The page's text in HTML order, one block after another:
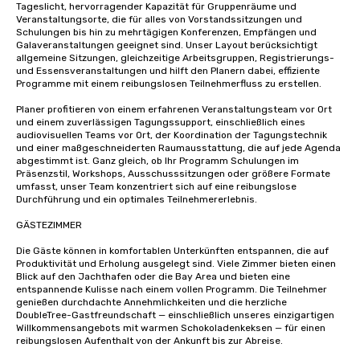
Tageslicht, hervorragender Kapazität für Gruppenräume und
Veranstaltungsorte, die für alles von Vorstandssitzungen und
Schulungen bis hin zu mehrtägigen Konferenzen, Empfängen und
Galaveranstaltungen geeignet sind. Unser Layout berücksichtigt
allgemeine Sitzungen, gleichzeitige Arbeitsgruppen, Registrierungs-
und Essensveranstaltungen und hilft den Planern dabei, effiziente
Programme mit einem reibungslosen Teilnehmerfluss zu erstellen.
Planer profitieren von einem erfahrenen Veranstaltungsteam vor Ort
und einem zuverlässigen Tagungssupport, einschließlich eines
audiovisuellen Teams vor Ort, der Koordination der Tagungstechnik
und einer maßgeschneiderten Raumausstattung, die auf jede Agenda
abgestimmt ist. Ganz gleich, ob Ihr Programm Schulungen im
Präsenzstil, Workshops, Ausschusssitzungen oder größere Formate
umfasst, unser Team konzentriert sich auf eine reibungslose
Durchführung und ein optimales Teilnehmererlebnis.
GÄSTEZIMMER
Die Gäste können in komfortablen Unterkünften entspannen, die auf
Produktivität und Erholung ausgelegt sind. Viele Zimmer bieten einen
Blick auf den Jachthafen oder die Bay Area und bieten eine
entspannende Kulisse nach einem vollen Programm. Die Teilnehmer
genießen durchdachte Annehmlichkeiten und die herzliche
DoubleTree-Gastfreundschaft — einschließlich unseres einzigartigen
Willkommensangebots mit warmen Schokoladenkeksen — für einen
reibungslosen Aufenthalt von der Ankunft bis zur Abreise.